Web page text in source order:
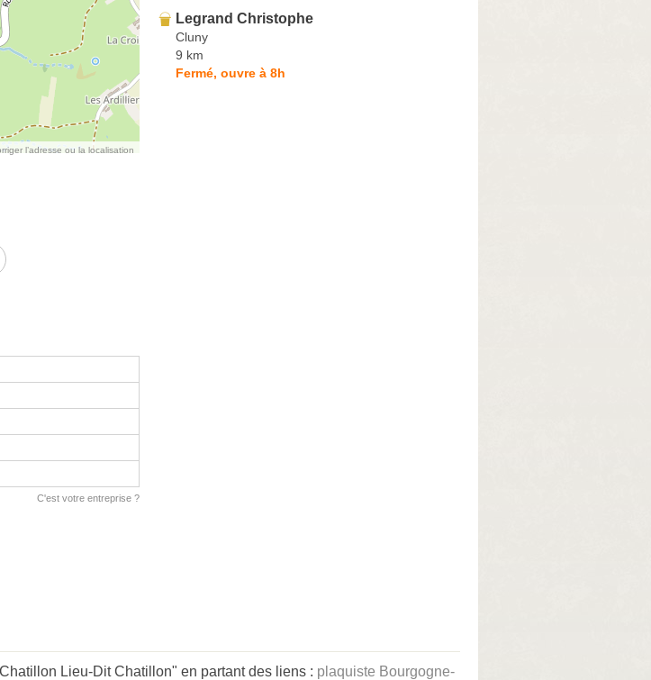
l’adresse ou la localisation
C'est votre entreprise ?
Legrand Christophe
Cluny
9 km
Fermé, ouvre à 8h
Lieu-Dit Chatillon" en partant des liens : plaquiste Bourgogne-